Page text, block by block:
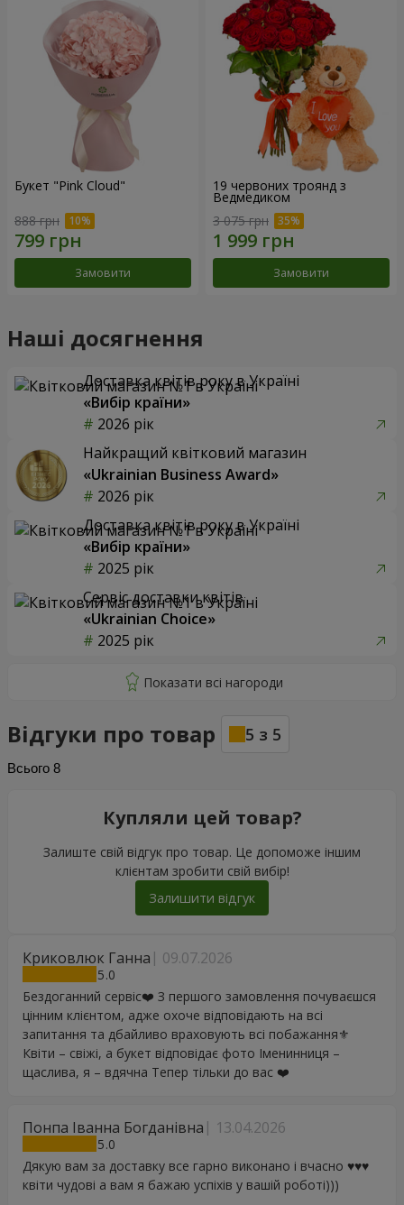
Букет "Pink Cloud"
888 грн
Замовити
19 червоних троянд з
Ведмедиком
3 075 грн
Замовити
Наші досягнення
Доставка квітів року в Україні
«Вибір країни»
2026 рік
Найкращий квітковий магазин
«Ukrainian Business Award»
2026 рік
Доставка квітів року в Україні
«Вибір країни»
2025 рік
Сервіс доставки квітів
«Ukrainian Choice»
2025 рік
Відгуки про товар 5 з 5
Всього 8
Криковлюк Ганна 09.07.2026
5
Бездоганний сервіс❤️‍ З першого замовлення почуваєшся
цінним клієнтом, адже охоче відповідають на всі
запитання та дбайливо враховують всі побажання⚜️
Квіти – свіжі, а букет відповідає фото Іменинниця –
щаслива, я – вдячна Тепер тільки до вас ❤️
Понпа Іванна Богданівна 13.04.2026
5
Дякую вам за доставку все гарно виконано і вчасно ♥️♥️♥️
квіти чудові а вам я бажаю успіхів у вашій роботі)))
Купляли цей товар?
Залиште свій відгук про товар. Це допоможе іншим
клієнтам зробити свій вибір!
Залишити відгук